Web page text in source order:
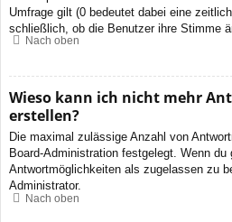
Umfrage gilt (0 bedeutet dabei eine
schließlich, ob die Benutzer ihre Stimme
Nach oben
Wieso kann ich nicht mehr
erstellen?
Die maximal zulässige Anzahl von
Board-Administration festgelegt. Wenn du
Antwortmöglichkeiten als zugelassen zu
Administrator.
Nach oben